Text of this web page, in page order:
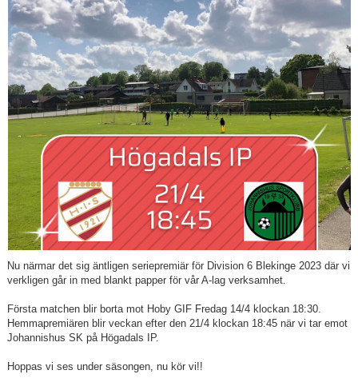
Nu närmar det sig äntligen seriepremiär för Division 6 Blekinge 2023 där vi
verkligen går in med blankt papper för vår A-lag verksamhet.
Första matchen blir borta mot Hoby GIF Fredag 14/4 klockan 18:30.
Hemmapremiären blir veckan efter den 21/4 klockan 18:45 när vi tar emot
Johannishus SK på Högadals IP.
Hoppas vi ses under säsongen, nu kör vi!!